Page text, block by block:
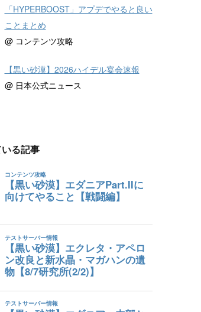
「HYPERBOOST」アプデでやると良い
ことまとめ
@ コンテンツ攻略
【黒い砂漠】2026ハイデル宴会速報
@ 日本公式ニュース
る記事